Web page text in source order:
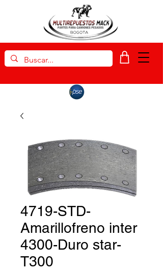
4719-STD-
Amarillofreno inter
4300-Duro star-
T300